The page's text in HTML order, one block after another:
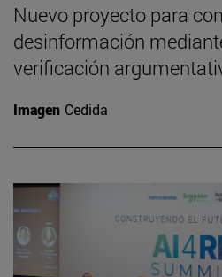
Nuevo proyecto para
desinformación
verificación
Imagen Cedida